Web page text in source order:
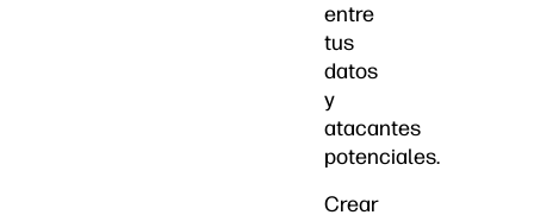
entre
tus
datos
y
atacantes
potenciales.
Crear